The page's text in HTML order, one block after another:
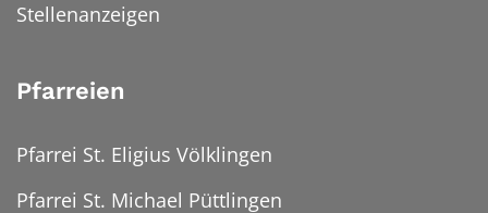
Stellenanzeigen
Pfarreien
Pfarrei St. Eligius Völklingen
Pfarrei St. Michael Püttlingen